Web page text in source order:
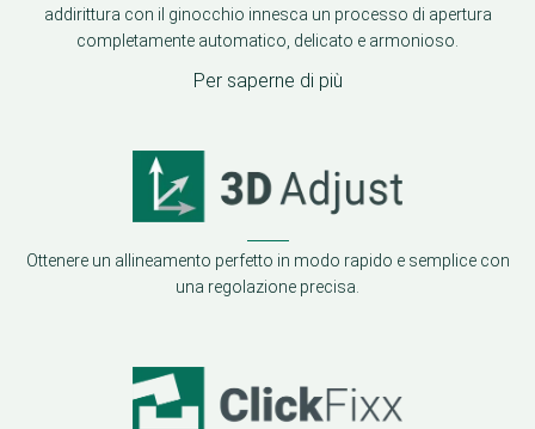
addirittura con il ginocchio innesca un processo di apertura
completamente automatico, delicato e armonioso.
Per saperne di più
Ottenere un allineamento perfetto in modo rapido e semplice con
una regolazione precisa.